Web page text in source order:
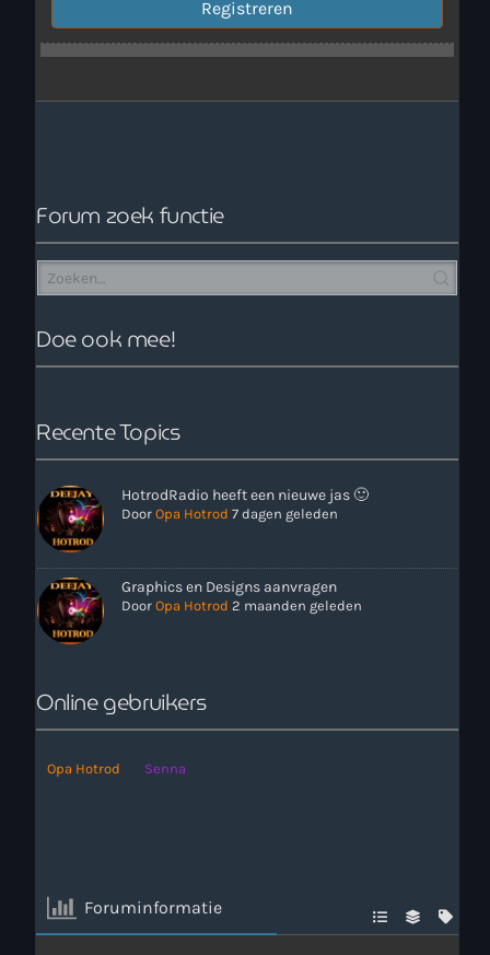
HotrodRadio – Contact
Onze Non-Stop draait 24/7 op de uren als er geen Live-Dj
is. Ook kun je tijdens de Non-Stop verzoekjes
aanvragen. Klik in het menu op Verzoekjes.
Nieuws
Forum zoek functie
Doe ook mee!
Recente Topics
HotrodRadio heeft een nieuwe jas 🙂
Door Opa Hotrod 7 dagen geleden
Graphics en Designs aanvragen
Door Opa Hotrod 2 maanden geleden
Online gebruikers
Opa Hotrod Senna
Foruminformatie